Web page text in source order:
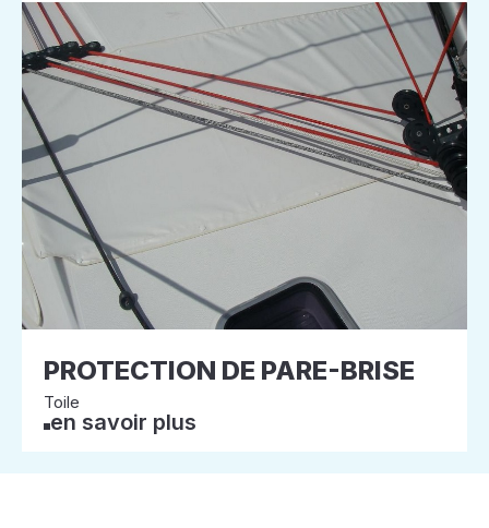
PROTECTION DE PARE-BRISE
Toile
en savoir plus